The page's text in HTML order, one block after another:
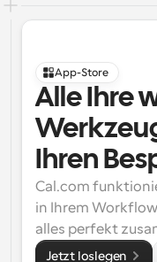
App-Store
Alle Ihre
Ihren
Cal.com
in Ihrem
alles perfekt
Jetzt loslegen